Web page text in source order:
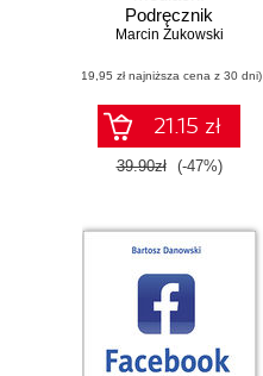
Podręcznik
budowania marki
każdego
Marcin Żukowski
(19,95 zł najniższa cena z 30 dni)
21.15 zł
39.90zł (-47%)